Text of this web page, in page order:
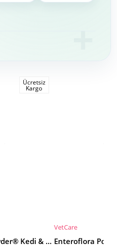
Ücretsiz
Kargo
Taurine Powder® Kedi & Köpek
SEPETE EKLE
VetCare